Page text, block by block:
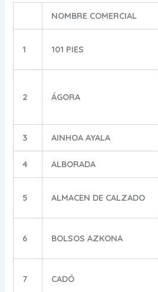
NOMBRE COMERCIAL
1 101 PIES
2 ÁGORA
3 AINHOA AYALA
4 ALBORADA
5 ALMACEN DE CALZADO
6 BOLSOS AZKONA
7 CADÓ